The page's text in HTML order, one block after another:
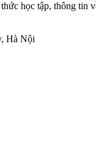
học tập, thông
Hà Nội